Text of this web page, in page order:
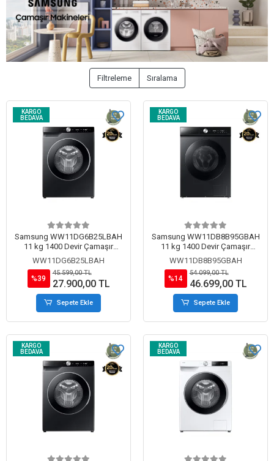
Filtreleme Sıralama
KARGO
BEDAVA
Samsung WW11DG6B25LBAH
11 kg 1400 Devir Çamaşır
Makinesi Siyah
WW11DG6B25LBAH
%39
45.599,00 TL
27.900,00 TL
Sepete Ekle
KARGO
BEDAVA
Samsung WW11DB8B95GBAH
11 kg 1400 Devir Çamaşır
Makinesi Siyah
WW11DB8B95GBAH
%14
54.099,00 TL
46.699,00 TL
Sepete Ekle
KARGO
BEDAVA
KARGO
BEDAVA